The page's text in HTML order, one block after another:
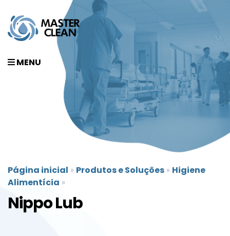
MENU
Página inicial » Produtos e Soluções » Higiene
Alimentícia »
Nippo Lub